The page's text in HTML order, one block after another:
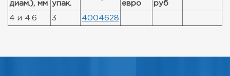
диам.), мм
упак.
евро
руб
4 и 4.6 3 4004628